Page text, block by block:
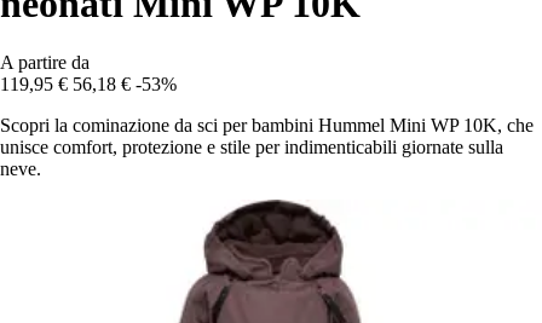
A partire da
119,95 € 56,18 € -53%
Scopri la cominazione da sci per bambini Hummel Mini WP 10K, che
unisce comfort, protezione e stile per indimenticabili giornate sulla
neve.